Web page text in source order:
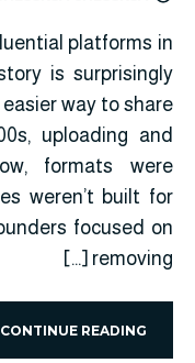
platforms in
is surprisingly
way to share
uploading and
formats were
weren’t built for
focused on
removing […]
CONTINUE READING